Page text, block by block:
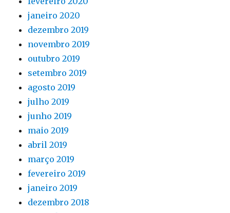
janeiro 2020
dezembro 2019
novembro 2019
outubro 2019
setembro 2019
agosto 2019
julho 2019
junho 2019
maio 2019
abril 2019
março 2019
fevereiro 2019
janeiro 2019
dezembro 2018